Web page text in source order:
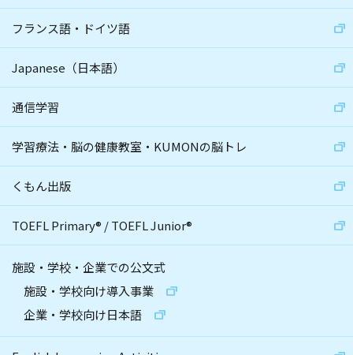
フランス語・ドイツ語
Japanese（日本語）
通信学習
学習療法・脳の健康教室・KUMONの脳トレ
くもん出版
TOEFL Primary® /TOEFL Junior®
施設・学校・企業での公文式
施設・学校向け導入事業
企業・学校向け日本語